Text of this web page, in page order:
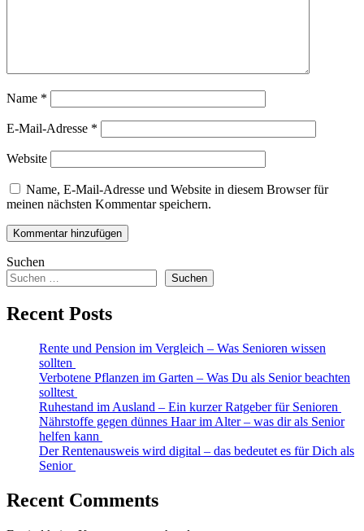
Name *
E-Mail-Adresse *
Website
Name, E-Mail-Adresse und Website in diesem Browser für
meinen nächsten Kommentar speichern.
Suchen
Suchen
Recent Posts
Rente und Pension im Vergleich – Was Senioren wissen
sollten
Verbotene Pflanzen im Garten – Was Du als Senior beachten
solltest
Ruhestand im Ausland – Ein kurzer Ratgeber für Senioren
Nährstoffe gegen dünnes Haar im Alter – was dir als Senior
helfen kann
Der Rentenausweis wird digital – das bedeutet es für Dich als
Senior
Recent Comments